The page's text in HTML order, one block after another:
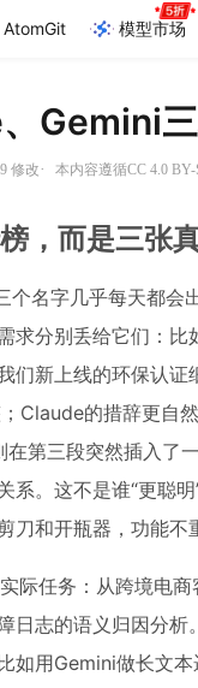
AtomGit 模型市场
Gemini
修改· 本内容遵循CC 4.0
，而是三张
名字几乎每天都会
求分别丢给它们：
们新上线的环保认
Claude的措辞更自
第三段突然插入了
系。这不是谁“更聪
和开瓶器，功能不
际任务：从跨境电
日志的语义归因分
如用Gemini做长文